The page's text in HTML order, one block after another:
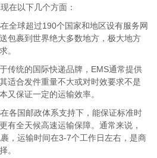
在以下几个方面：
全球超过190个国家和地区设有服务网
包裹到世界绝大多数地方，极大地方
。
传统的国际快递品牌，EMS通常提供
适合发件重量不大或对时效要求不是
又保证一定的运输效率。
各国邮政体系支持下，能保证标准时
有全天候高速运输保障。通常来说，
，运输时间在3-7个工作日左右，是商
。